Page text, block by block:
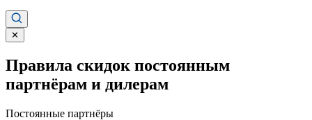
✕
Правила скидок постоянным
партнёрам и дилерам
Постоянные партнёры